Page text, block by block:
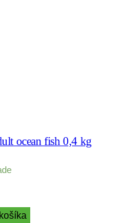
ocean fish 0,4 kg